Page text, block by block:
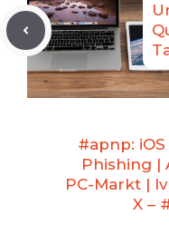
#apnp: iOS
Phishing |
PC-Markt |
X –